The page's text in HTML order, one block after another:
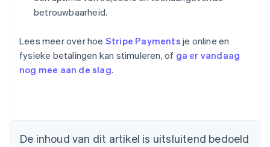
betrouwbaarheid.
Lees meer over hoe Stripe Payments je online en
fysieke betalingen kan stimuleren, of ga er vandaag
nog mee aan de slag.
De inhoud van dit artikel is uitsluitend bedoeld
English
Bulgarije